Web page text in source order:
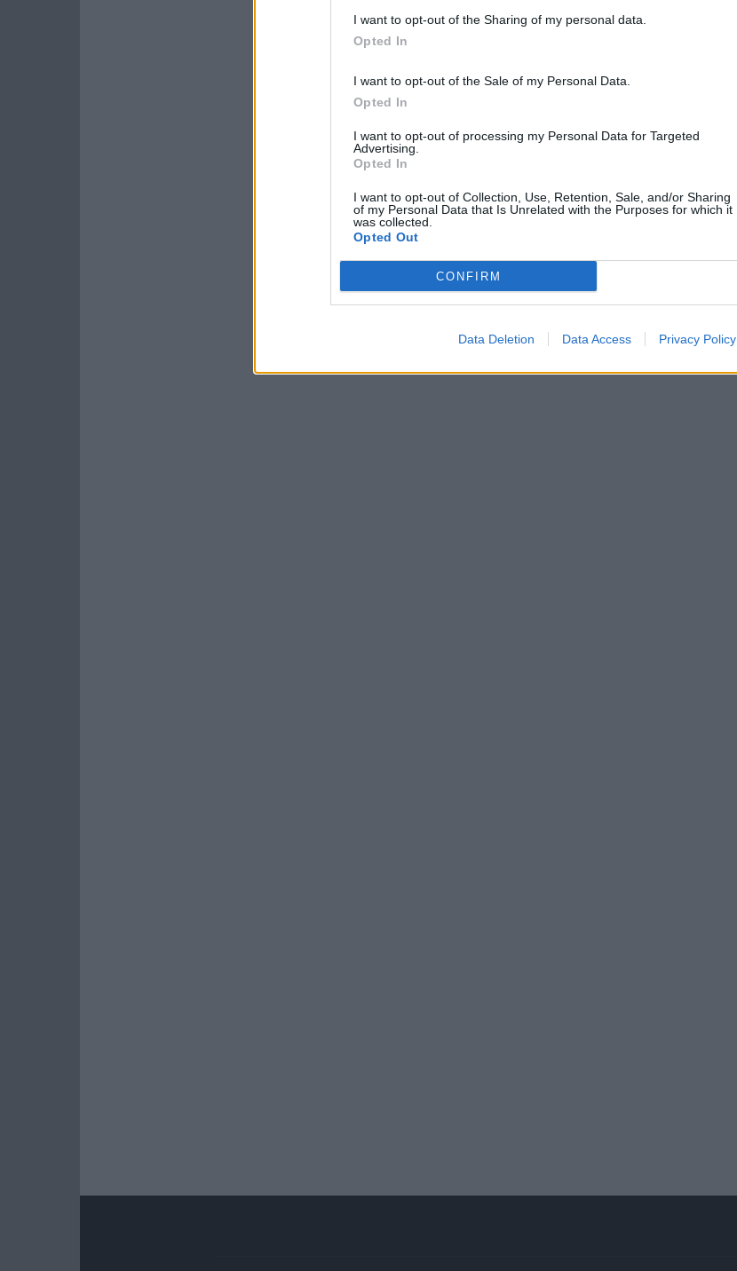
I want to opt-out of the Sharing of my personal data.
Opted In
I want to opt-out of the Sale of my Personal Data.
Opted In
I want to opt-out of processing my Personal Data for Targeted
Advertising.
Opted In
I want to opt-out of Collection, Use, Retention, Sale, and/or Sharing
of my Personal Data that Is Unrelated with the Purposes for which it
was collected.
Opted Out
CONFIRM
Data Deletion Data Access Privacy Policy